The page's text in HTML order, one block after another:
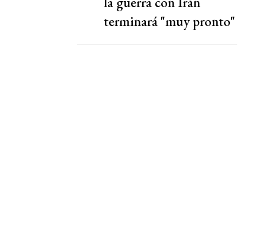
terminará "muy pronto"